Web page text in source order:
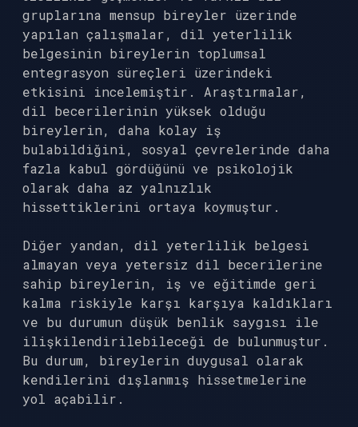
gruplarına mensup bireyler üzerinde
yapılan çalışmalar, dil yeterlilik
belgesinin bireylerin toplumsal
entegrasyon süreçleri üzerindeki
etkisini incelemiştir. Araştırmalar,
dil becerilerinin yüksek olduğu
bireylerin, daha kolay iş
bulabildiğini, sosyal çevrelerinde daha
fazla kabul gördüğünü ve psikolojik
olarak daha az yalnızlık
hissettiklerini ortaya koymuştur.
Diğer yandan, dil yeterlilik belgesi
almayan veya yetersiz dil becerilerine
sahip bireylerin, iş ve eğitimde geri
kalma riskiyle karşı karşıya kaldıkları
ve bu durumun düşük benlik saygısı ile
ilişkilendirilebileceği de bulunmuştur.
Bu durum, bireylerin duygusal olarak
kendilerini dışlanmış hissetmelerine
yol açabilir.